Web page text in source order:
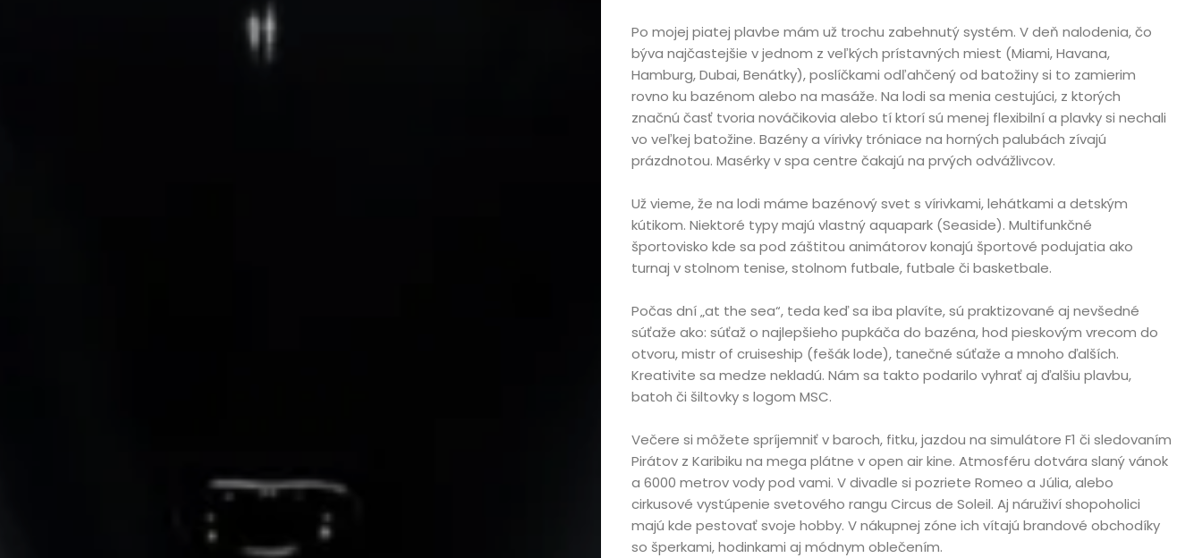
podnikanie
Rozhovory
Spoločnosť,
politika
Sprievodca
recenzie
Technológie
Životný
štýl
Prevádzkovateľ
Po mojej piatej plavbe mám už trochu zabehnutý systém. V deň nalodenia, čo
býva najčastejšie v jednom z veľkých prístavných miest (Miami, Havana,
Hamburg, Dubai, Benátky), poslíčkami odľahčený od batožiny si to zamierim
rovno ku bazénom alebo na masáže. Na lodi sa menia cestujúci, z ktorých
značnú časť tvoria nováčikovia alebo tí ktorí sú menej flexibilní a plavky si nechali
vo veľkej batožine. Bazény a vírivky tróniace na horných palubách zívajú
prázdnotou. Masérky v spa centre čakajú na prvých odvážlivcov.
Už vieme, že na lodi máme bazénový svet s vírivkami, lehátkami a detským
kútikom. Niektoré typy majú vlastný aquapark (Seaside). Multifunkčné
športovisko kde sa pod záštitou animátorov konajú športové podujatia ako
turnaj v stolnom tenise, stolnom futbale, futbale či basketbale.
Počas dní „at the sea“, teda keď sa iba plavíte, sú praktizované aj nevšedné
súťaže ako: súťaž o najlepšieho pupkáča do bazéna, hod pieskovým vrecom do
otvoru, mistr of cruiseship (fešák lode), tanečné súťaže a mnoho ďalších.
Kreativite sa medze nekladú. Nám sa takto podarilo vyhrať aj ďalšiu plavbu,
batoh či šiltovky s logom MSC.
Večere si môžete spríjemniť v baroch, fitku, jazdou na simulátore F1 či sledovaním
Pirátov z Karibiku na mega plátne v open air kine. Atmosféru dotvára slaný vánok
a 6000 metrov vody pod vami. V divadle si pozriete Romeo a Júlia, alebo
cirkusové vystúpenie svetového rangu Circus de Soleil. Aj náruživí shopoholici
majú kde pestovať svoje hobby. V nákupnej zóne ich vítajú brandové obchodíky
so šperkami, hodinkami aj módnym oblečením.